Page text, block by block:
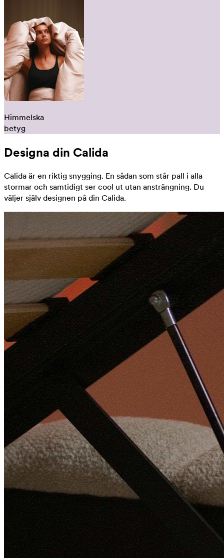
Himmelska
betyg
Designa din Calida
Calida är en riktig snygging. En sådan som står pall i alla
stormar och samtidigt ser cool ut utan ansträngning. Du
väljer själv designen på din Calida.